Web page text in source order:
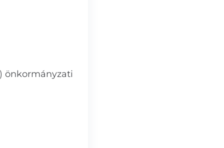
önkormányzati